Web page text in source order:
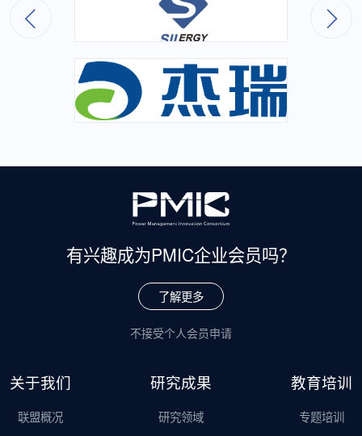
有兴趣成为PMIC企业会员吗？
了解更多
不接受个人会员申请
关于我们
联盟概况
研究成果
研究领域
教育培训
专题培训